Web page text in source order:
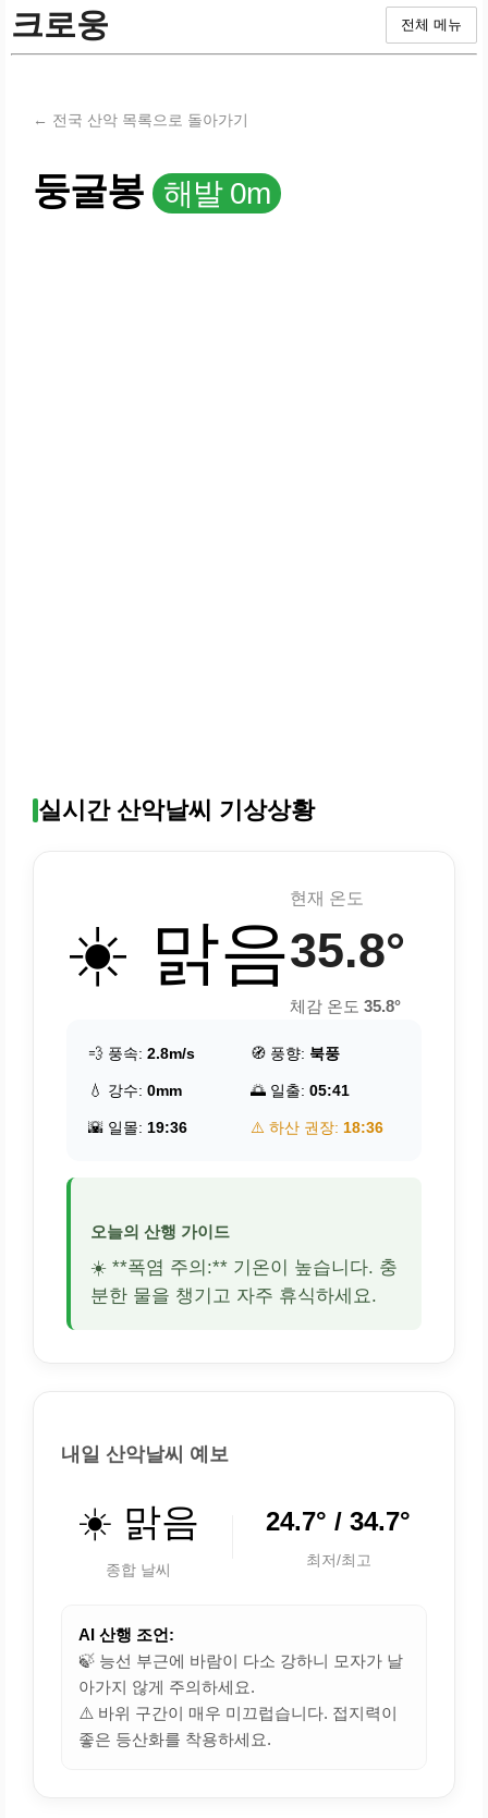
크로웅 전체 메뉴
← 전국 산악 목록으로 돌아가기
둥굴봉 해발 0m
실시간 산악날씨 기상상황
☀️ 맑음
현재 온도
35.8°
체감 온도 35.8°
💨 풍속: 2.8m/s 🧭 풍향: 북풍
💧 강수: 0mm 🌅 일출: 05:41
🌇 일몰: 19:36 ⚠️ 하산 권장: 18:36
오늘의 산행 가이드
☀️ **폭염 주의:** 기온이 높습니다. 충
분한 물을 챙기고 자주 휴식하세요.
내일 산악날씨 예보
☀️ 맑음
종합 날씨
24.7° / 34.7°
최저/최고
AI 산행 조언:
🍃 능선 부근에 바람이 다소 강하니 모자가 날
아가지 않게 주의하세요.
⚠️ 바위 구간이 매우 미끄럽습니다. 접지력이
좋은 등산화를 착용하세요.